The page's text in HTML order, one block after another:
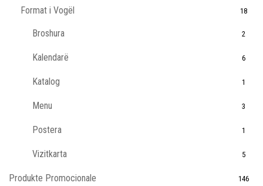
Format i Vogël 18
Broshura 2
Kalendarë 6
Katalog 1
Menu 3
Postera 1
Vizitkarta 5
Produkte Promocionale 146